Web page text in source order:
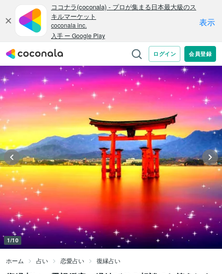
1/10
ホーム 占い 恋愛占い 復縁占い